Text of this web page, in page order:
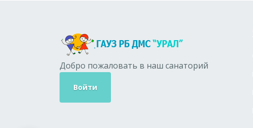
Добро пожаловать в наш санаторий
Войти